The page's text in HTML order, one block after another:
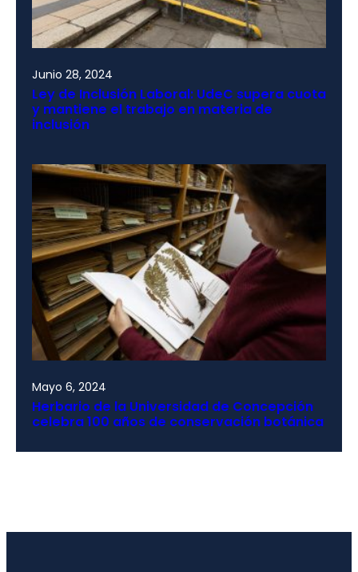
Junio 28, 2024
Ley de Inclusión Laboral: UdeC supera cuota
y mantiene el trabajo en materia de
inclusión
Mayo 6, 2024
Herbario de la Universidad de Concepción
celebra 100 años de conservación botánica